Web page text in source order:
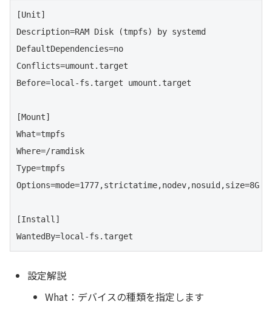
[Unit]
Description=RAM Disk (tmpfs) by systemd
DefaultDependencies=no
Conflicts=umount.target
Before=local-fs.target umount.target
[Mount]
What=tmpfs
Where=/ramdisk
Type=tmpfs
Options=mode=1777,strictatime,nodev,nosuid,size=8G
[Install]
WantedBy=local-fs.target
設定解説
What：デバイスの種類を指定します